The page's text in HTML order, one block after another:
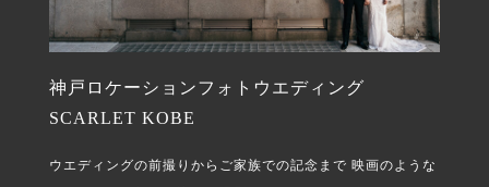
神戸ロケーションフォトウエディング
SCARLET KOBE
ウエディングの前撮りからご家族での記念まで 映画のような